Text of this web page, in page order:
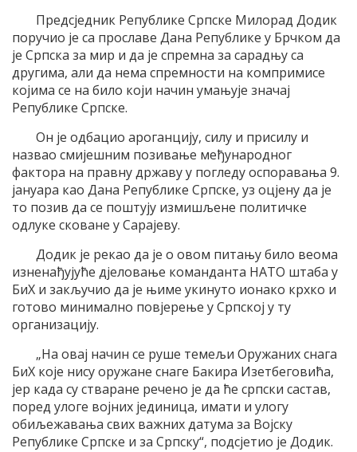
Предсједник Републике Српске Милорад Додик
поручио је са прославе Дана Републике у Брчком да
је Српска за мир и да је спремна за сарадњу са
другима, али да нема спремности на компримисе
којима се на било који начин умањује значај
Републике Српске.
Он је одбацио ароганцију, силу и присилу и
назвао смијешним позивање међународног
фактора на правну државу у погледу оспоравања 9.
јануара као Дана Републике Српске, уз оцјену да је
то позив да се поштују измишљене политичке
одлуке сковане у Сарајеву.
Додик је рекао да је о овом питању било веома
изненађујуће дјеловање команданта НАТО штаба у
БиХ и закључио да је њиме укинуто ионако крхко и
готово минимално повјерење у Српској у ту
организацију.
„На овај начин се руше темељи Оружаних снага
БиХ које нису оружане снаге Бакира Изетбеговића,
јер када су стваране речено је да ће српски састав,
поред улоге војних јединица, имати и улогу
обиљежавања свих важних датума за Војску
Републике Српске и за Српску“, подсјетио је Додик.